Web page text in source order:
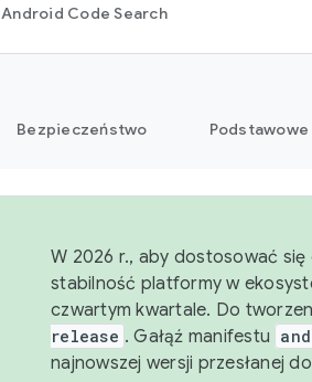
Android Code Search
Bezpieczeństwo
W 2026 r., aby dostosować
stabilność platformy w
czwartym kwartale. Do
release . Gałąź manifestu
najnowszej wersji przesłanej